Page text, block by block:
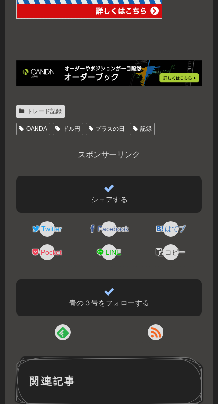
トレード記録
OANDA ドル円 プラスの日 記録
スポンサーリンク
シェアする
Twitter Facebook はてブ
Pocket LINE コピー
青の３号をフォローする
関連記事